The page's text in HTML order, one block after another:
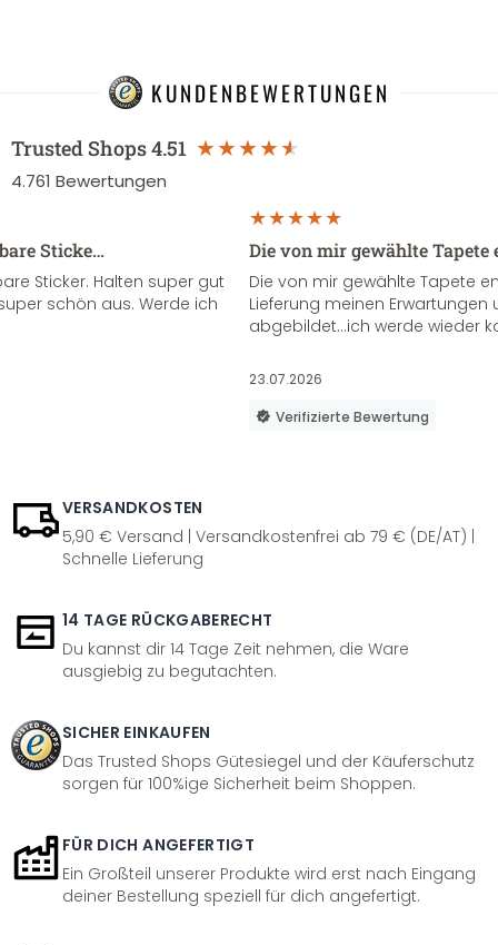
KUNDENBEWERTUNGEN
Trusted Shops4.51
4.761 Bewertungen
Sticke…
Sticker. Halten super gut
schön aus. Werde ich
Die von mir gewählte
Die von mir gewählte Tapete
Lieferung meinen Erwartungen
abgebildet...ich werde wieder
23.07.2026
Verifizierte Bewertung
VERSANDKOSTEN
5,90 € Versand | Versandkostenfrei ab 79 € (DE/AT) |
Schnelle Lieferung
14 TAGE RÜCKGABERECHT
Du kannst dir 14 Tage Zeit nehmen, die Ware
ausgiebig zu begutachten.
SICHER EINKAUFEN
Das Trusted Shops Gütesiegel und der Käuferschutz
sorgen für 100%ige Sicherheit beim Shoppen.
FÜR DICH ANGEFERTIGT
Ein Großteil unserer Produkte wird erst nach Eingang
deiner Bestellung speziell für dich angefertigt.